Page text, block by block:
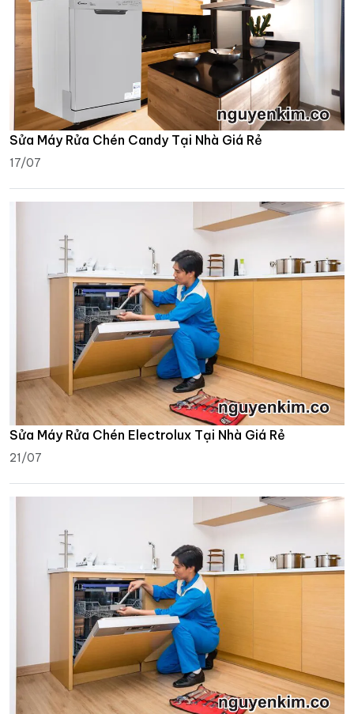
Sửa Máy Rửa Chén Candy Tại Nhà Giá Rẻ
17/07
Sửa Máy Rửa Chén Electrolux Tại Nhà Giá Rẻ
21/07